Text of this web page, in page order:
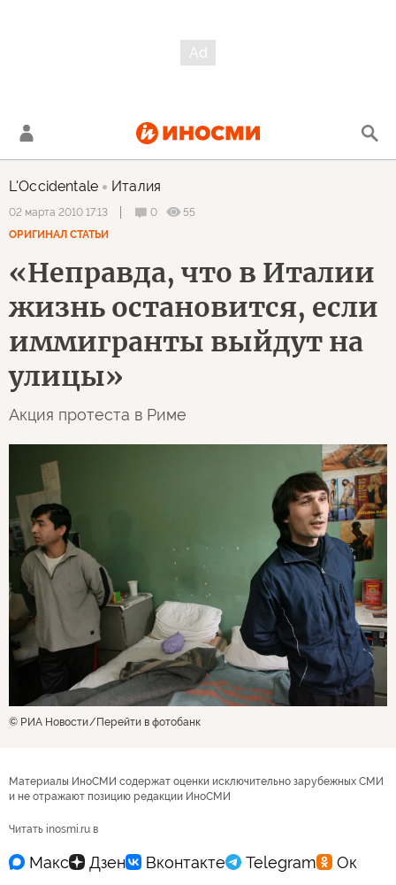
L'Occidentale Италия
02 марта 2010 17:13 0
55
ОРИГИНАЛ СТАТЬИ
«Неправда, что в Италии
жизнь остановится, если
иммигранты выйдут на
улицы»
Акция протеста в Риме
© РИА Новости Перейти в фотобанк
Материалы ИноСМИ содержат оценки исключительно зарубежных СМИ
и не отражают позицию редакции ИноСМИ
Читать inosmi.ru в